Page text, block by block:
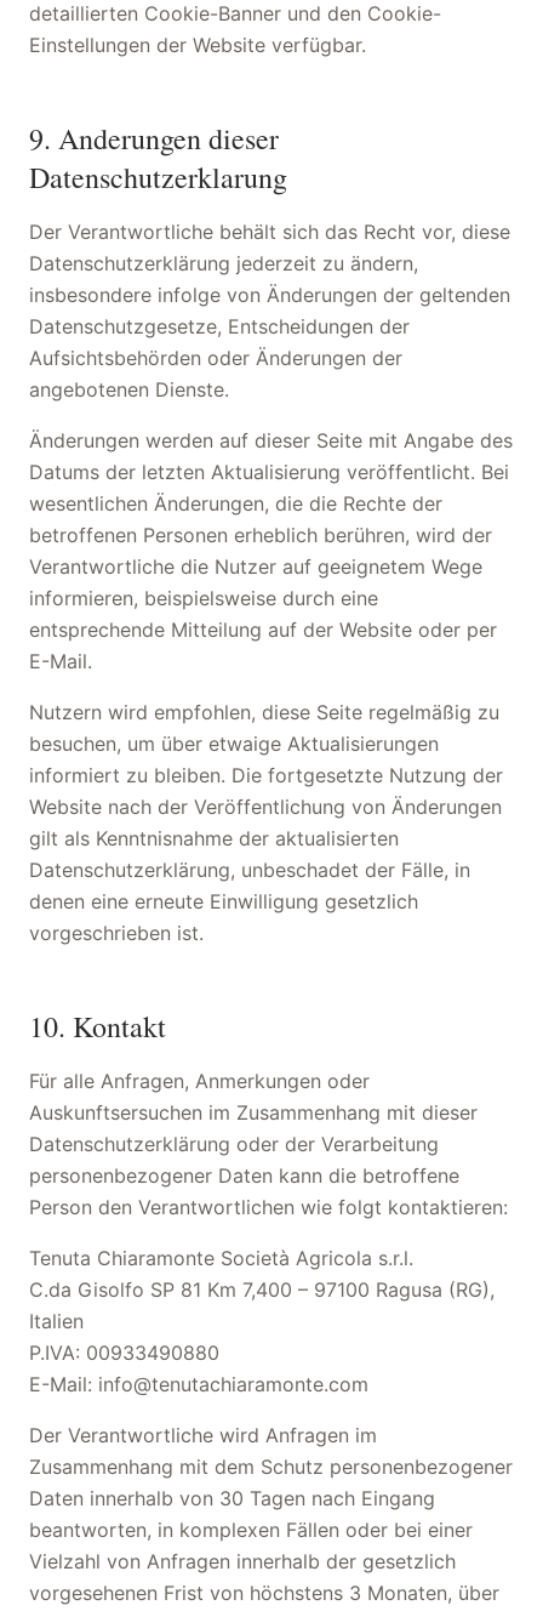
detaillierten Cookie-Banner und den Cookie-
Einstellungen der Website verfügbar.
9. Anderungen dieser
Datenschutzerklarung
Der Verantwortliche behält sich das Recht vor, diese
Datenschutzerklärung jederzeit zu ändern,
insbesondere infolge von Änderungen der geltenden
Datenschutzgesetze, Entscheidungen der
Aufsichtsbehörden oder Änderungen der
angebotenen Dienste.
Änderungen werden auf dieser Seite mit Angabe des
Datums der letzten Aktualisierung veröffentlicht. Bei
wesentlichen Änderungen, die die Rechte der
betroffenen Personen erheblich berühren, wird der
Verantwortliche die Nutzer auf geeignetem Wege
informieren, beispielsweise durch eine
entsprechende Mitteilung auf der Website oder per
E-Mail.
Nutzern wird empfohlen, diese Seite regelmäßig zu
besuchen, um über etwaige Aktualisierungen
informiert zu bleiben. Die fortgesetzte Nutzung der
Website nach der Veröffentlichung von Änderungen
gilt als Kenntnisnahme der aktualisierten
Datenschutzerklärung, unbeschadet der Fälle, in
denen eine erneute Einwilligung gesetzlich
vorgeschrieben ist.
10. Kontakt
Für alle Anfragen, Anmerkungen oder
Auskunftsersuchen im Zusammenhang mit dieser
Datenschutzerklärung oder der Verarbeitung
personenbezogener Daten kann die betroffene
Person den Verantwortlichen wie folgt kontaktieren:
Tenuta Chiaramonte Società Agricola s.r.l.
C.da Gisolfo SP 81 Km 7,400 – 97100 Ragusa (RG),
Italien
P.IVA: 00933490880
E-Mail: info@tenutachiaramonte.com
Der Verantwortliche wird Anfragen im
Zusammenhang mit dem Schutz personenbezogener
Daten innerhalb von 30 Tagen nach Eingang
beantworten, in komplexen Fällen oder bei einer
Vielzahl von Anfragen innerhalb der gesetzlich
vorgesehenen Frist von höchstens 3 Monaten, über